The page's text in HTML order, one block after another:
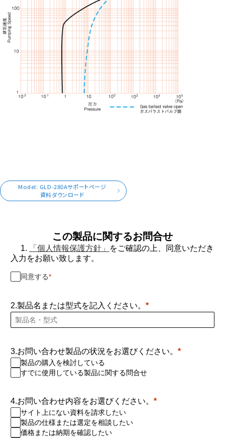
Model: GLD-280Aサポートページ
資料ダウンロード
この製品に関するお問合せ
1. 「個人情報保護方針」
をご確認の上、同意いただき
入力をお願い致します。
同意する
2.製品名または型式を記入ください。
3.お問い合わせ製品の状況をお選びください。
製品の購入を検討している
すでに使用している製品に関する問合せ
4.お問い合わせ内容をお選びください。
サイト上にない資料を請求したい
製品の仕様または選定を相談したい
価格または納期を確認したい